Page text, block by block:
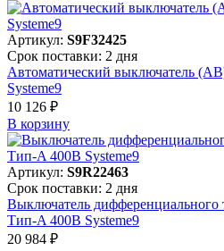
Артикул: S9F32425
Срок поставки: 2 дня
Автоматический выключатель
Systeme9
10 126 ₽
В корзинy
Артикул: S9R22463
Срок поставки: 2 дня
Выключатель
Тип-A 400В Systeme9
20 984 ₽